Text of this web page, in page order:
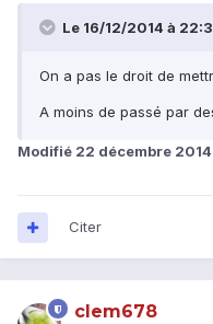
Le 16/12/2014 à
On a pas le droit de
A moins de passé par
Modifié 22 décembre 2014
Citer
clem678